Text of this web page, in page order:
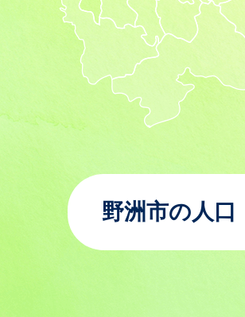
野洲市の人口